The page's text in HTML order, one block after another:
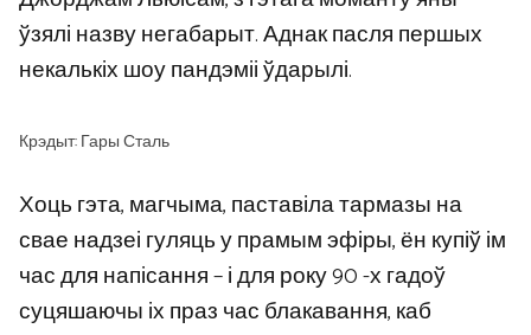
ўзялі назву негабарыт. Аднак пасля першых
некалькіх шоу пандэміі ўдарылі.
Крэдыт: Гары Сталь
Хоць гэта, магчыма, паставіла тармазы на
свае надзеі гуляць у прамым эфіры, ён купіў ім
час для напісання – і для року 90 -х гадоў
суцяшаючы іх праз час блакавання, каб